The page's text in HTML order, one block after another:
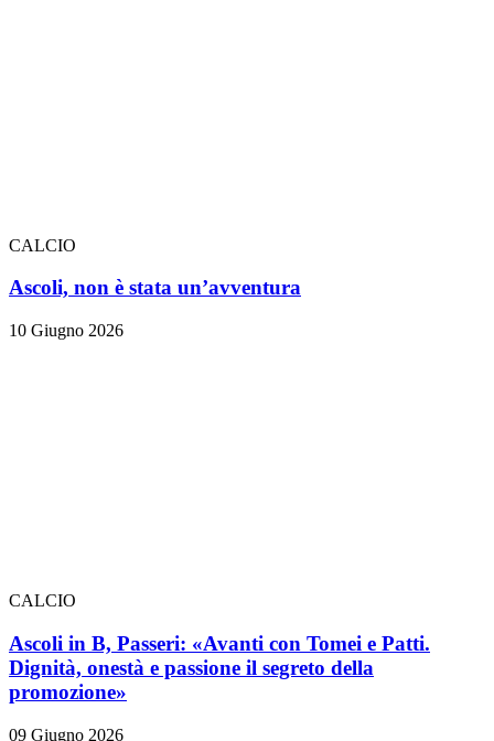
CALCIO
Ascoli, non è stata un’avventura
10 Giugno 2026
CALCIO
Ascoli in B, Passeri: «Avanti con Tomei e Patti.
Dignità, onestà e passione il segreto della
promozione»
09 Giugno 2026